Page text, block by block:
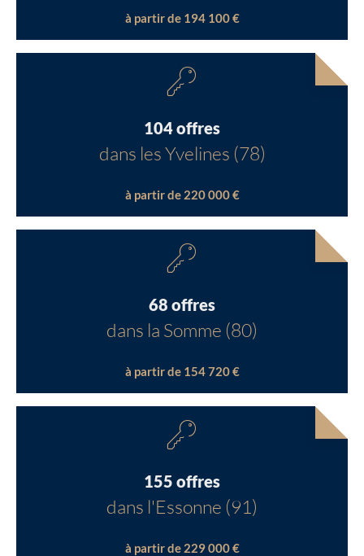
à partir de 194 100 €
104 offres
dans les Yvelines (78)
à partir de 220 000 €
68 offres
dans la Somme (80)
à partir de 154 720 €
155 offres
dans l'Essonne (91)
à partir de 229 000 €